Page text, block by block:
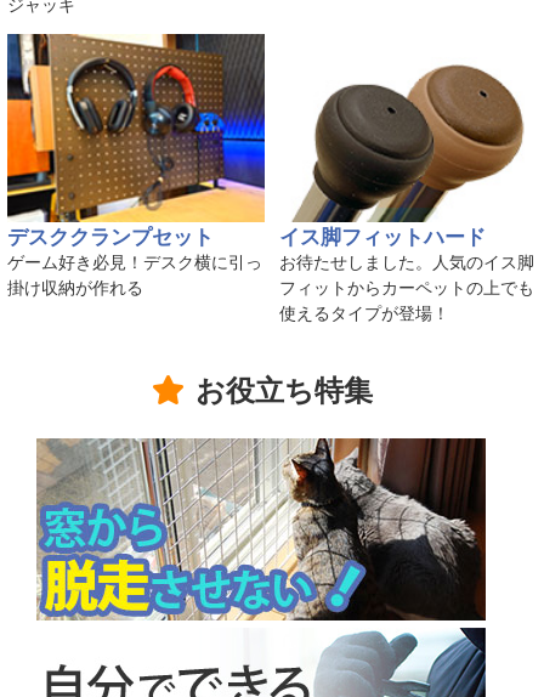
ジャッキ
デスククランプセット
ゲーム好き必見！デスク横に引っ
掛け収納が作れる
イス脚フィットハード
お待たせしました。人気のイス脚
フィットからカーペットの上でも
使えるタイプが登場！
お役立ち特集